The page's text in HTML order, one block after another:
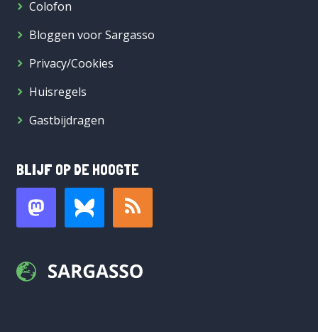
Colofon
Bloggen voor Sargasso
Privacy/Cookies
Huisregels
Gastbijdragen
BLIJF OP DE HOOGTE